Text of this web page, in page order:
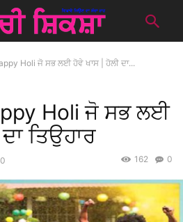
Holi ਜੋ ਸਭ ਲਈ ਹੋਵੇ ਖਾਸ | ਹੋਲੀ ਦਾ...
Holi ਜੋ ਸਭ ਲਈ
ਤਿਉਹਾਰ
0
162